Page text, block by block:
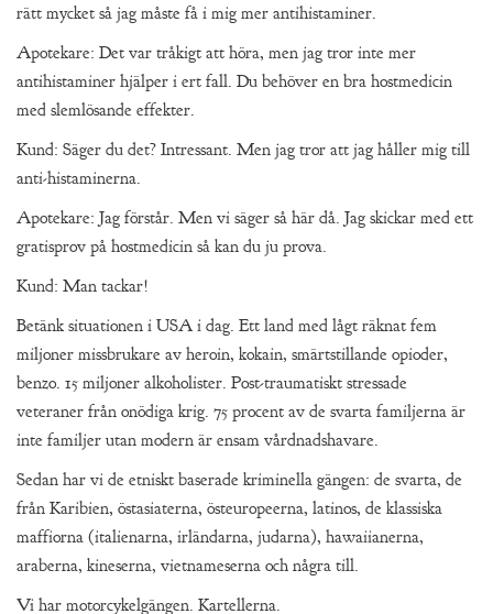
rätt mycket så jag måste få i mig mer antihistaminer.
Apotekare: Det var tråkigt att höra, men jag tror inte mer
antihistaminer hjälper i ert fall. Du behöver en bra hostmedicin
med slemlösande effekter.
Kund: Säger du det? Intressant. Men jag tror att jag håller mig till
anti-histaminerna.
Apotekare: Jag förstår. Men vi säger så här då. Jag skickar med ett
gratisprov på hostmedicin så kan du ju prova.
Kund: Man tackar!
Betänk situationen i USA i dag. Ett land med lågt räknat fem
miljoner missbrukare av heroin, kokain, smärtstillande opioder,
benzo. 15 miljoner alkoholister. Post-traumatiskt stressade
veteraner från onödiga krig. 75 procent av de svarta familjerna är
inte familjer utan modern är ensam vårdnadshavare.
Sedan har vi de etniskt baserade kriminella gängen: de svarta, de
från Karibien, östasiaterna, östeuropeerna, latinos, de klassiska
maffiorna (italienarna, irländarna, judarna), hawaiianerna,
araberna, kineserna, vietnameserna och några till.
Vi har motorcykelgängen. Kartellerna.